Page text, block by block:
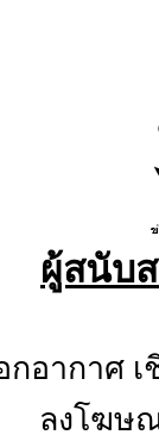
ผู้สนับ
กอากาศ
ลงโฆษ